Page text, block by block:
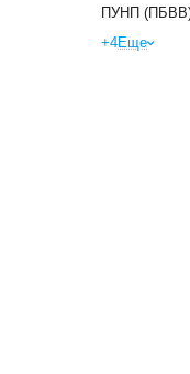
ПУНП
+4Еще